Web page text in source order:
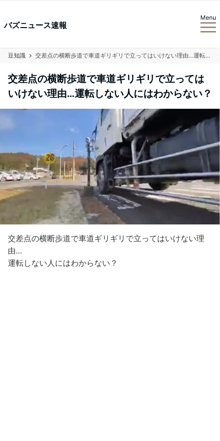
バズニュース速報
Menu
豆知識 交差点の横断歩道で車道ギリギリで立ってはいけない理由…運転しない人にはわからない？
交差点の横断歩道で車道ギリギリで立っては
いけない理由…運転しない人にはわからない？
交差点の横断歩道で車道ギリギリで立ってはいけない理
由…
運転しない人にはわからない？